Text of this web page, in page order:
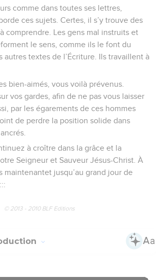
comme dans toutes ses lettres,
ces sujets. Certes, il s’y trouve des
comprendre. Les gens mal instruits et
le sens, comme ils le font du
autres textes de l’Écriture. Ils travaillent à
bien-aimés, vous voilà prévenus.
vos gardes, afin de ne pas vous laisser
par les égarements de ces hommes
de perdre la position solide dans
à croître dans la grâce et la
Seigneur et Sauveur Jésus-Christ. À
maintenantet jusqu’au grand jour de
© 2013 - 2010 BLF Editions